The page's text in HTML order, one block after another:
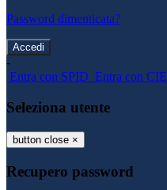
Password dimenticata?
-
Entra con SPID Entra con CIE
Seleziona utente
button close ×
Recupero password